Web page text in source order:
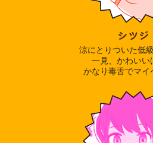
シツジ
涼にとりついた低級
一見、かわいい
かなり毒舌でマイ